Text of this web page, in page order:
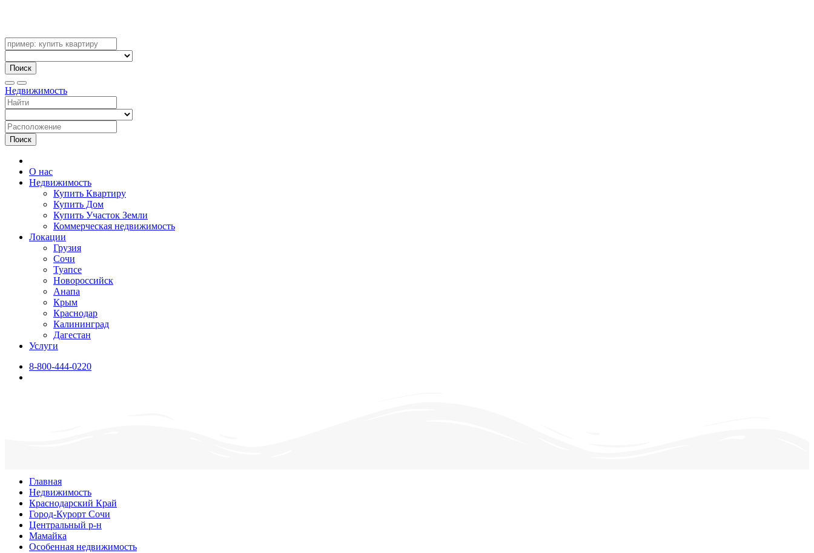
Поиск
Недвижимость
Поиск
О нас
Недвижимость
Купить Квартиру
Купить Дом
Купить Участок Земли
Коммерческая недвижимость
Локации
Грузия
Сочи
Туапсе
Новороссийск
Анапа
Крым
Краснодар
Калининград
Дагестан
Услуги
8-800-444-0220
Главная
Недвижимость
Краснодарский Край
Город-Курорт Сочи
Центральный р-н
Мамайка
Особенная недвижимость